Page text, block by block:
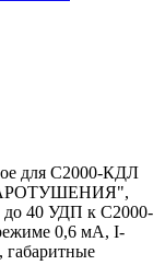
для С2000-КДЛ
до 40 УДП к С2000-
0,6 мА, I-